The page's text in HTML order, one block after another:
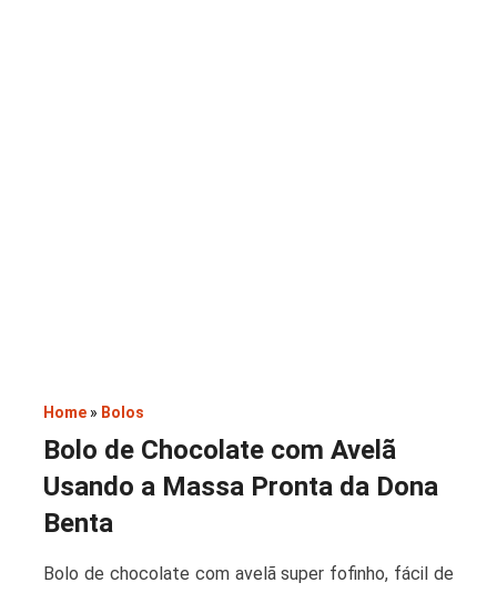
Home » Bolos
Bolo de Chocolate com Avelã
Usando a Massa Pronta da Dona
Benta
Bolo de chocolate com avelã super fofinho, fácil de